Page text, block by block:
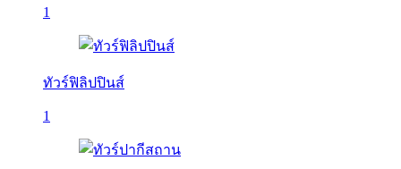
1
ทัวร์ฟิลิปปินส์
1